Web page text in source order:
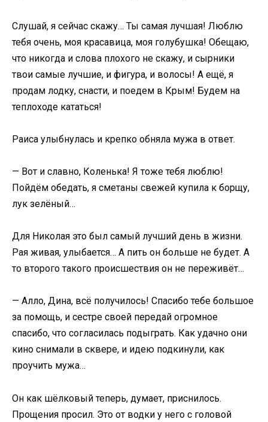
Слушай, я сейчас скажу… Ты самая лучшая! Люблю
тебя очень, моя красавица, моя голубушка! Обещаю,
что никогда и слова плохого не скажу, и сырники
твои самые лучшие, и фигура, и волосы! А ещё, я
продам лодку, снасти, и поедем в Крым! Будем на
теплоходе кататься!
Раиса улыбнулась и крепко обняла мужа в ответ.
— Вот и славно, Коленька! Я тоже тебя люблю!
Пойдём обедать, я сметаны свежей купила к борщу,
лук зелёный…
Для Николая это был самый лучший день в жизни.
Рая живая, улыбается… А пить он больше не будет. А
то второго такого происшествия он не переживёт…
— Алло, Дина, всё получилось! Спасибо тебе большое
за помощь, и сестре своей передай огромное
спасибо, что согласилась подыграть. Как удачно они
кино снимали в сквере, и идею подкинули, как
проучить мужа…
Он как шёлковый теперь, думает, приснилось.
Прощения просил. Это от водки у него с головой